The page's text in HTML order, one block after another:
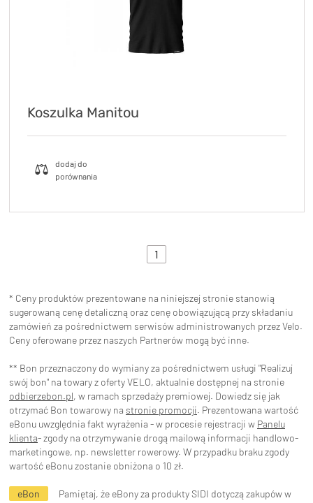
89,00 zł*
Koszulka Manitou
1
* Ceny produktów prezentowane na niniejszej stronie stanowią
sugerowaną cenę detaliczną oraz cenę obowiązującą przy składaniu
zamówień za pośrednictwem serwisów administrowanych przez Velo.
Ceny oferowane przez naszych Partnerów mogą być inne.
** Bon przeznaczony do wymiany za pośrednictwem usługi "Realizuj
swój bon" na towary z oferty VELO, aktualnie dostępnej na stronie
odbierzebon.pl, w ramach sprzedaży premiowej. Dowiedz się jak
otrzymać Bon towarowy na stronie promocji. Prezentowana wartość
eBonu uwzględnia fakt wyrażenia - w procesie rejestracji w Panelu
klienta- zgody na otrzymywanie drogą mailową informacji handlowo-
marketingowe, np. newsletter rowerowy. W przypadku braku zgody
wartość eBonu zostanie obniżona o 10 zł.
eBon
Pamiętaj, że eBony za produkty SIDI dotyczą zakupów w